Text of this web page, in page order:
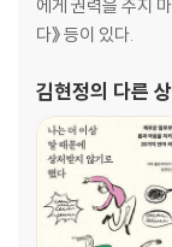
책임 문제에서 방향 바
욕구 결산: 균형이 개
일곱 개의 코끼리를
자신의 코끼리를 유
에너지 잘 분배하기
감사의 말
에게 권력을 주지 마
다》 등이 있다.
김현정의 다른